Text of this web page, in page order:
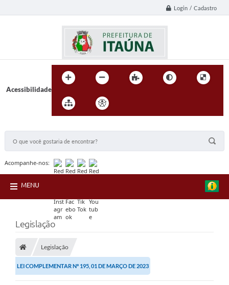
Login / Cadastro
Acessibilidade
Acompanhe-nos:
MENU
Legislação
Legislação
LEI COMPLEMENTAR Nº 195, 01 DE MARÇO DE 2023